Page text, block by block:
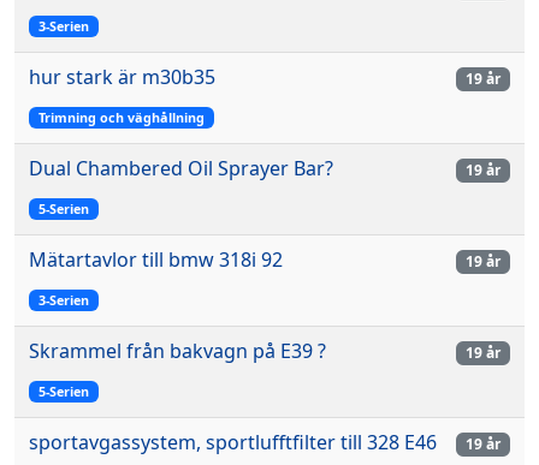
3-Serien
hur stark är m30b35
Trimning och väghållning
19 år
Dual Chambered Oil Sprayer Bar?
5-Serien
19 år
Mätartavlor till bmw 318i 92
3-Serien
19 år
Skrammel från bakvagn på E39 ?
5-Serien
19 år
sportavgassystem, sportlufftfilter till 328 E46 19 år